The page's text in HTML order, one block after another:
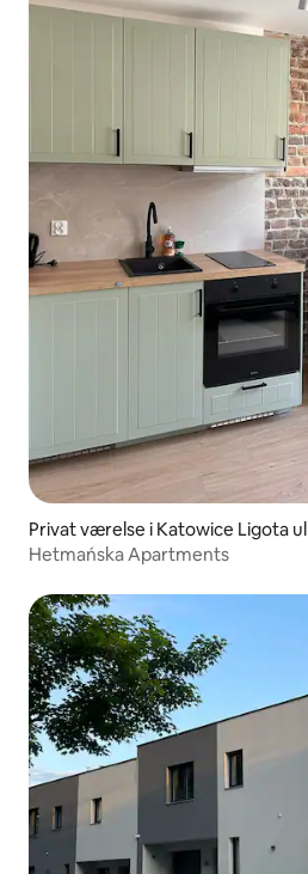
Privat værelse i Katowice Ligota ul
Hetmańska Apartments